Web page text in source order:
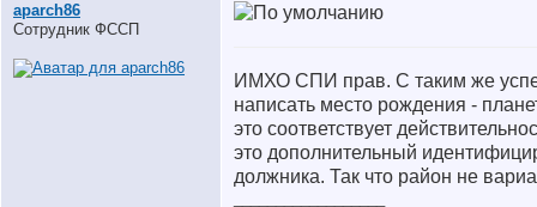
aparch86
Сотрудник ФССП
ИМХО СПИ прав. С таким же
написать место рождения -
это соответствует
это дополнительный
должника. Так что район не